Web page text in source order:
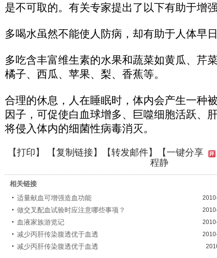
是不可取的。有关专家提出了以下有助于增
多喝水虽然不能使人防病，却有助于人体早
多吃含丰富维生素的水果和蔬菜如黄瓜、芹
橘子、西瓜、苹果、梨、香蕉等。
合理的休息，人在睡眠时，体内会产生一种
因子，可促使白血球增多、巨噬细胞活跃、
将侵入体内的细菌性病毒消灭。
【打印】 【复制链接】【转发邮件】【一键分享
程静
相关链接
适量献血可增强造血功能
做交叉配血试验时应注意哪些事项？
血液家族游览记
减少丙肝传染腹透优于血透
减少丙肝传染腹透优于血透